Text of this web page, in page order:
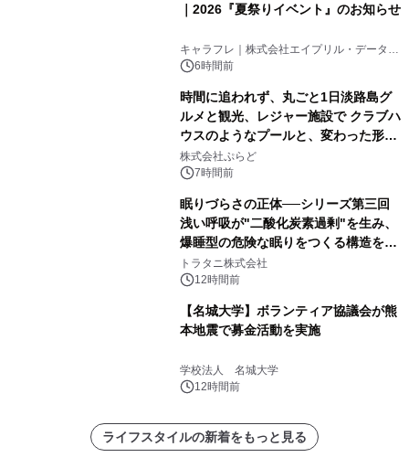
｜2026『夏祭りイベント』のお知らせ
キャラフレ｜株式会社エイプリル・データ・
デザインズ
6時間前
時間に追われず、丸ごと1日淡路島グ
ルメと観光、レジャー施設で クラブハ
ウスのようなプールと、変わった形の
サウナも 「THE BOXY AWAJI」のお
得な素泊まり連泊プランで
株式会社ぷらど
7時間前
眠りづらさの正体──シリーズ第三回
浅い呼吸が"二酸化炭素過剰"を生み、
爆睡型の危険な眠りをつくる構造を解
説
トラタニ株式会社
12時間前
【名城大学】ボランティア協議会が熊
本地震で募金活動を実施
学校法人 名城大学
12時間前
ライフスタイルの新着をもっと見る